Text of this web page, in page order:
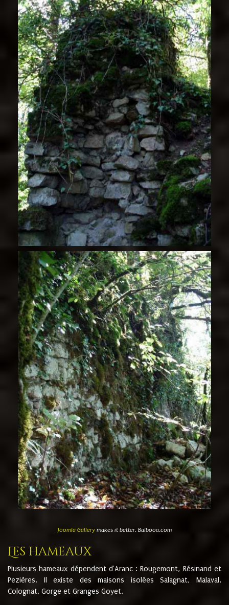
Joomla Gallerymakes it better. Balbooa.com
Les hameaux
Plusieurs hameaux dépendent d'Aranc : Rougemont, Résinand et
Pezières. Il existe des maisons isolées Salagnat, Malaval,
Colognat, Gorge et Granges Goyet.